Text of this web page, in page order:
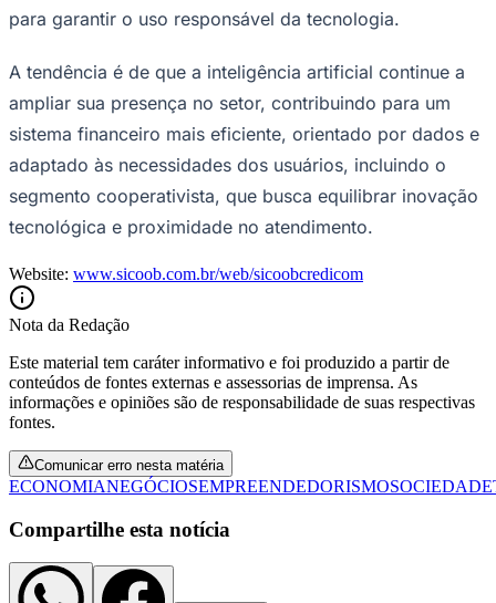
Santos
para garantir o uso responsável da tecnologia.
A tendência é de que a inteligência artificial continue a
ampliar sua presença no setor, contribuindo para um
sistema financeiro mais eficiente, orientado por dados e
adaptado às necessidades dos usuários, incluindo o
segmento cooperativista, que busca equilibrar inovação
tecnológica e proximidade no atendimento.
Website: www.sicoob.com.br/web/sicoobcredicom
Nota da Redação
Este material tem caráter informativo e foi produzido a partir de
conteúdos de fontes externas e assessorias de imprensa. As
informações e opiniões são de responsabilidade de suas respectivas
fontes.
Comunicar erro nesta matéria
ECONOMIANEGÓCIOSEMPREENDEDORISMOSOCIEDADE
Compartilhe esta notícia